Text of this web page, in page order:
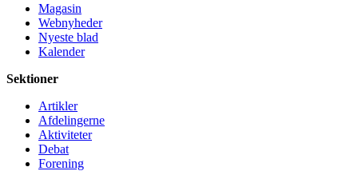
Magasin
Webnyheder
Nyeste blad
Kalender
Sektioner
Artikler
Afdelingerne
Aktiviteter
Debat
Forening